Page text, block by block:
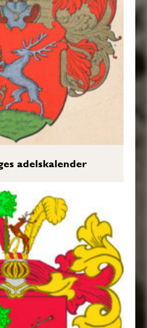
adelskalender